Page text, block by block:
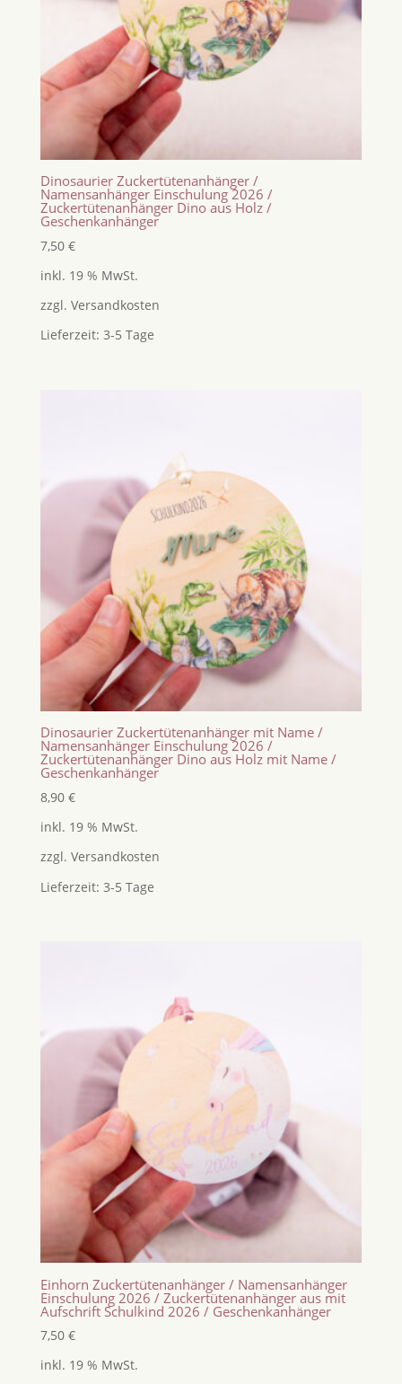
Dinosaurier Zuckertütenanhänger /
Namensanhänger Einschulung 2026 /
Zuckertütenanhänger Dino aus Holz /
Geschenkanhänger
7,50 €
inkl. 19 % MwSt.
zzgl. Versandkosten
Lieferzeit: 3-5 Tage
Dinosaurier Zuckertütenanhänger mit Name /
Namensanhänger Einschulung 2026 /
Zuckertütenanhänger Dino aus Holz mit Name /
Geschenkanhänger
8,90 €
inkl. 19 % MwSt.
zzgl. Versandkosten
Lieferzeit: 3-5 Tage
Einhorn Zuckertütenanhänger / Namensanhänger
Einschulung 2026 / Zuckertütenanhänger aus mit
Aufschrift Schulkind 2026 / Geschenkanhänger
7,50 €
inkl. 19 % MwSt.